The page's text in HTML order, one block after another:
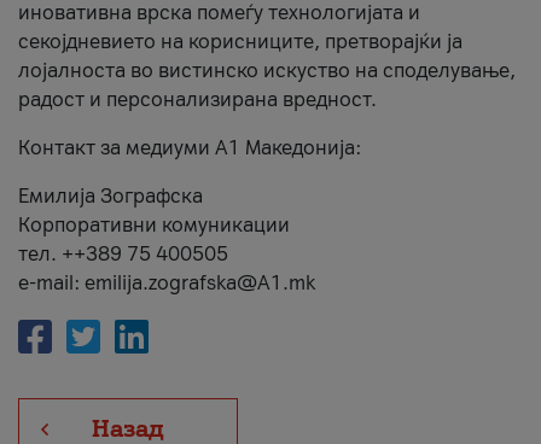
иновативна врска помеѓу технологијата и
секојдневието на корисниците, претворајќи ја
лојалноста во вистинско искуство на споделување,
радост и персонализирана вредност.
Контакт за медиуми А1 Македонија:
Емилија Зографска
Корпоративни комуникации
тел. ++389 75 400505
e-mail: emilija.zografska@A1.mk
Назад